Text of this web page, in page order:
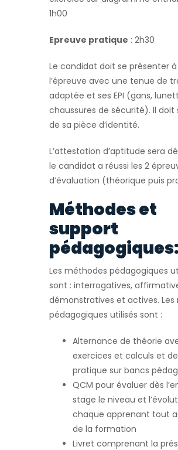
1h00
Epreuve pratique : 2h30
Le candidat doit se présenter à
l’épreuve avec une tenue de
adaptée et ses EPI (gans,
chaussures de sécurité). Il doit
de sa pièce d’identité.
L’attestation d’aptitude sera
le candidat a réussi les 2
d’évaluation (théorique puis
Méthodes et
support
pédagogiques:
Les méthodes pédagogiques
sont : interrogatives,
démonstratives et actives. Les
pédagogiques utilisés sont :
Alternance de théorie
exercices et calculs et de
pratique sur bancs
QCM pour évaluer dès
stage le niveau et
chaque apprenant tout
de la formation
Livret comprenant la